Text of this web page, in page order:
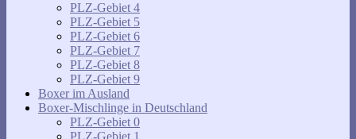
PLZ-Gebiet 4
PLZ-Gebiet 5
PLZ-Gebiet 6
PLZ-Gebiet 7
PLZ-Gebiet 8
PLZ-Gebiet 9
Boxer im Ausland
Boxer-Mischlinge in Deutschland
PLZ-Gebiet 0